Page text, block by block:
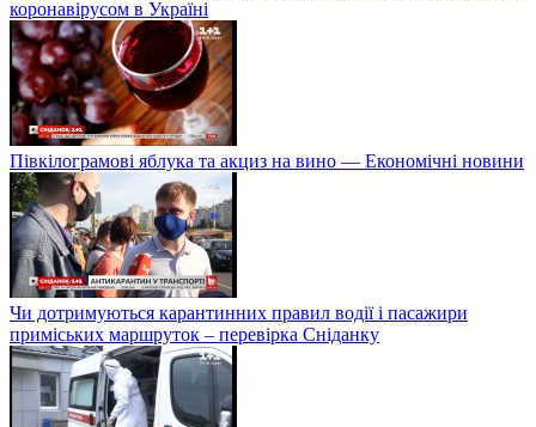
коронавірусом в Україні
Півкілограмові яблука та акциз на вино — Економічні новини
Чи дотримуються карантинних правил водії і пасажири
приміських маршруток – перевірка Сніданку